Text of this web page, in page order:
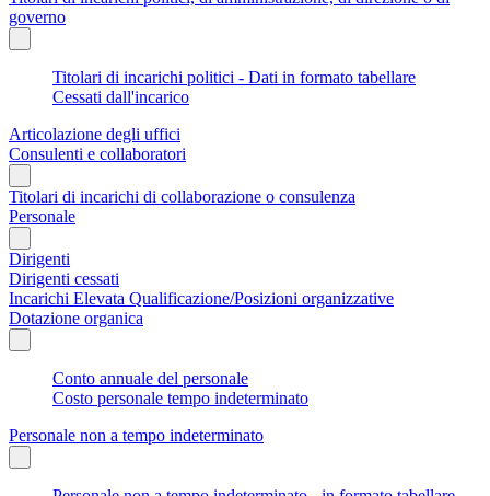
governo
Titolari di incarichi politici - Dati in formato tabellare
Cessati dall'incarico
Articolazione degli uffici
Consulenti e collaboratori
Titolari di incarichi di collaborazione o consulenza
Personale
Dirigenti
Dirigenti cessati
Incarichi Elevata Qualificazione/Posizioni organizzative
Dotazione organica
Conto annuale del personale
Costo personale tempo indeterminato
Personale non a tempo indeterminato